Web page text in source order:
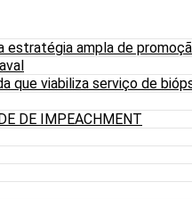
estratégia ampla de
que viabiliza serviço de
DE IMPEACHMENT